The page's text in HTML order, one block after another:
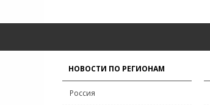
НОВОСТИ ПО РЕГИОНАМ
Россия